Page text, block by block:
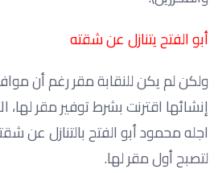
أبو الفتح يتنازل عن شقته
ولكن لم يكن للنقابة مقر رغم أن
إنشائها اقترنت بشرط توفير مقر لها،
اجله محمود أبو الفتح بالتنازل عن
لتصبح أول مقر لها.